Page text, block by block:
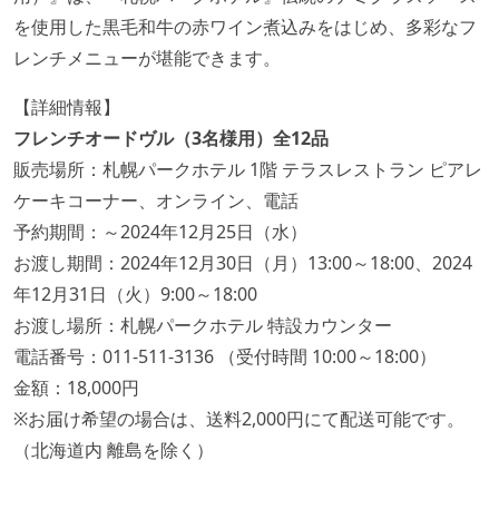
を使用した黒毛和牛の赤ワイン煮込みをはじめ、多彩なフ
レンチメニューが堪能できます。
【詳細情報】
フレンチオードヴル（3名様用）全12品
販売場所：札幌パークホテル 1階 テラスレストラン ピアレ
ケーキコーナー、オンライン、電話
予約期間：～2024年12月25日（水）
お渡し期間：2024年12月30日（月）13:00～18:00、2024
年12月31日（火）9:00～18:00
お渡し場所：札幌パークホテル 特設カウンター
電話番号：011-511-3136 （受付時間 10:00～18:00）
金額：18,000円
※お届け希望の場合は、送料2,000円にて配送可能です。
（北海道内 離島を除く）